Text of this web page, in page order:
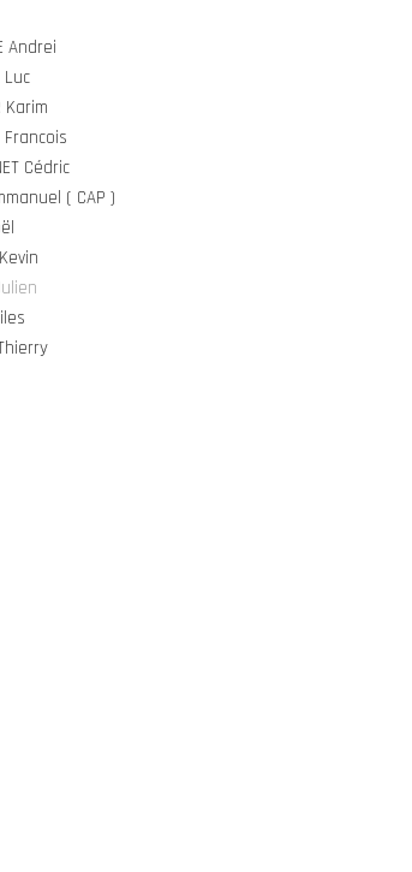
Andrei
Luc
Karim
Francois
Cédric
( CAP )